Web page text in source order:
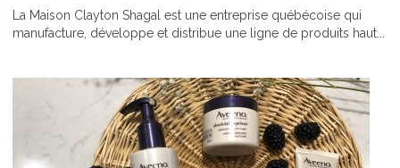
La Maison Clayton Shagal est une entreprise québécoise qui
manufacture, développe et distribue une ligne de produits haut...